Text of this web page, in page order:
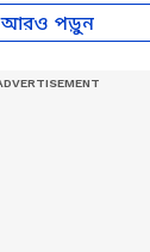
Cough
আরও পড়ুন